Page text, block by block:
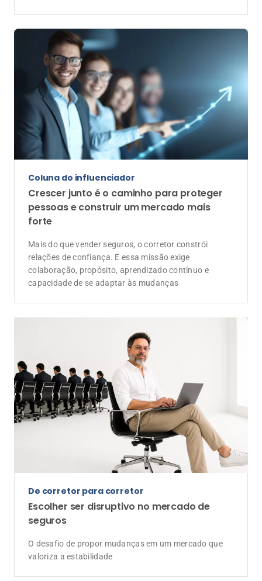
pessoas e construir um mercado mais
forte
Mais do que vender seguros, o corretor constrói
relações de confiança. E essa missão exige
colaboração, propósito, aprendizado contínuo e
capacidade de se adaptar às mudanças
De corretor para corretor
Escolher ser disruptivo no mercado de
O desafio de propor mudanças em um mercado que
valoriza a estabilidade